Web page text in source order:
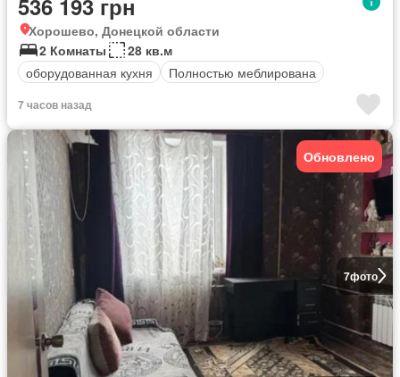
536 193 грн
Хорошево, Донецкой области
2 Комнаты
28 кв.м
оборудованная кухня
Полностью меблирована
7 часов назад
7фото
Обновлено